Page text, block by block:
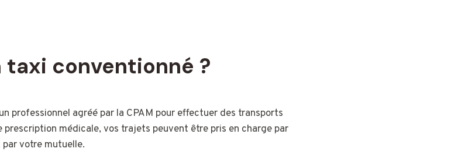
taxi conventionné ?
professionnel agréé par la CPAM pour effectuer des transports
prescription médicale, vos trajets peuvent être pris en charge par
par votre mutuelle.